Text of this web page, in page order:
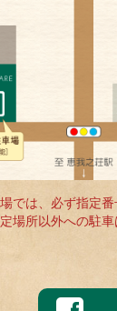
では、必ず指定番
場所以外への駐車